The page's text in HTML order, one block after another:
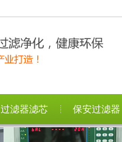
过滤器滤芯 保安过滤器